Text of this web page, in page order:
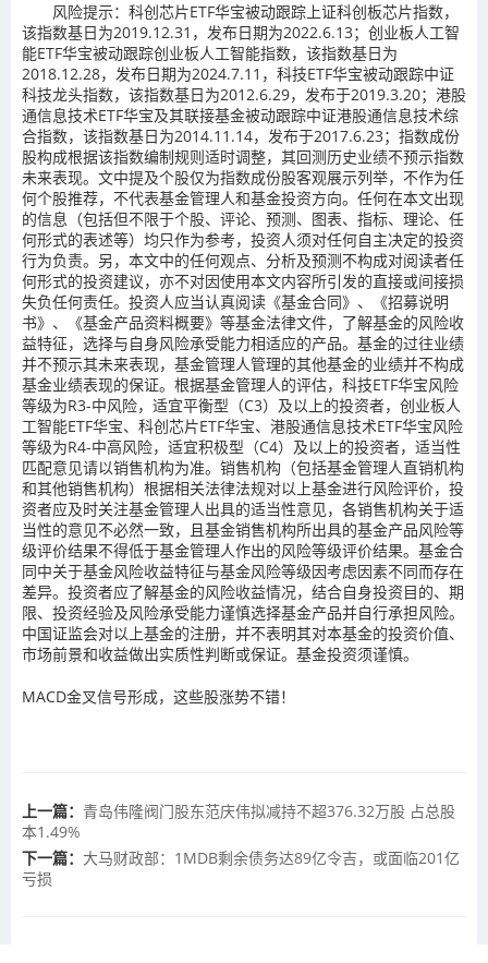
风险提示：科创芯片ETF华宝被动跟踪上证科创板芯片指数，
该指数基日为2019.12.31，发布日期为2022.6.13；创业板人工智
能ETF华宝被动跟踪创业板人工智能指数，该指数基日为
2018.12.28，发布日期为2024.7.11，科技ETF华宝被动跟踪中证
科技龙头指数，该指数基日为2012.6.29，发布于2019.3.20；港股
通信息技术ETF华宝及其联接基金被动跟踪中证港股通信息技术综
合指数，该指数基日为2014.11.14，发布于2017.6.23；指数成份
股构成根据该指数编制规则适时调整，其回测历史业绩不预示指数
未来表现。文中提及个股仅为指数成份股客观展示列举，不作为任
何个股推荐，不代表基金管理人和基金投资方向。任何在本文出现
的信息（包括但不限于个股、评论、预测、图表、指标、理论、任
何形式的表述等）均只作为参考，投资人须对任何自主决定的投资
行为负责。另，本文中的任何观点、分析及预测不构成对阅读者任
何形式的投资建议，亦不对因使用本文内容所引发的直接或间接损
失负任何责任。投资人应当认真阅读《基金合同》、《招募说明
书》、《基金产品资料概要》等基金法律文件，了解基金的风险收
益特征，选择与自身风险承受能力相适应的产品。基金的过往业绩
并不预示其未来表现，基金管理人管理的其他基金的业绩并不构成
基金业绩表现的保证。根据基金管理人的评估，科技ETF华宝风险
等级为R3-中风险，适宜平衡型（C3）及以上的投资者，创业板人
工智能ETF华宝、科创芯片ETF华宝、港股通信息技术ETF华宝风险
等级为R4-中高风险，适宜积极型（C4）及以上的投资者，适当性
匹配意见请以销售机构为准。销售机构（包括基金管理人直销机构
和其他销售机构）根据相关法律法规对以上基金进行风险评价，投
资者应及时关注基金管理人出具的适当性意见，各销售机构关于适
当性的意见不必然一致，且基金销售机构所出具的基金产品风险等
级评价结果不得低于基金管理人作出的风险等级评价结果。基金合
同中关于基金风险收益特征与基金风险等级因考虑因素不同而存在
差异。投资者应了解基金的风险收益情况，结合自身投资目的、期
限、投资经验及风险承受能力谨慎选择基金产品并自行承担风险。
中国证监会对以上基金的注册，并不表明其对本基金的投资价值、
市场前景和收益做出实质性判断或保证。基金投资须谨慎。
MACD金叉信号形成，这些股涨势不错！
上一篇： 青岛伟隆阀门股东范庆伟拟减持不超376.32万股 占总股
本1.49%
下一篇： 大马财政部：1MDB剩余债务达89亿令吉，或面临201亿
亏损